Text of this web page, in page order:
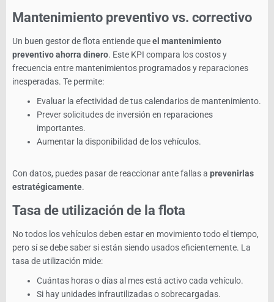
Mantenimiento preventivo vs. correctivo
Un buen gestor de flota entiende queel mantenimiento
preventivo ahorra dinero. Este KPI compara los costos y
frecuencia entre mantenimientos programados y reparaciones
inesperadas. Te permite:
Evaluar la efectividad de tus calendarios de mantenimiento.
Prever solicitudes de inversión en reparaciones
importantes.
Aumentar la disponibilidad de los vehículos.
Con datos, puedes pasar de reaccionar ante fallas a prevenirlas
estratégicamente.
Tasa de utilización de la flota
No todos los vehículos deben estar en movimiento todo el tiempo,
pero sí se debe saber si están siendo usados eficientemente. La
tasa de utilización mide:
Cuántas horas o días al mes está activo cada vehículo.
Si hay unidades infrautilizadas o sobrecargadas.